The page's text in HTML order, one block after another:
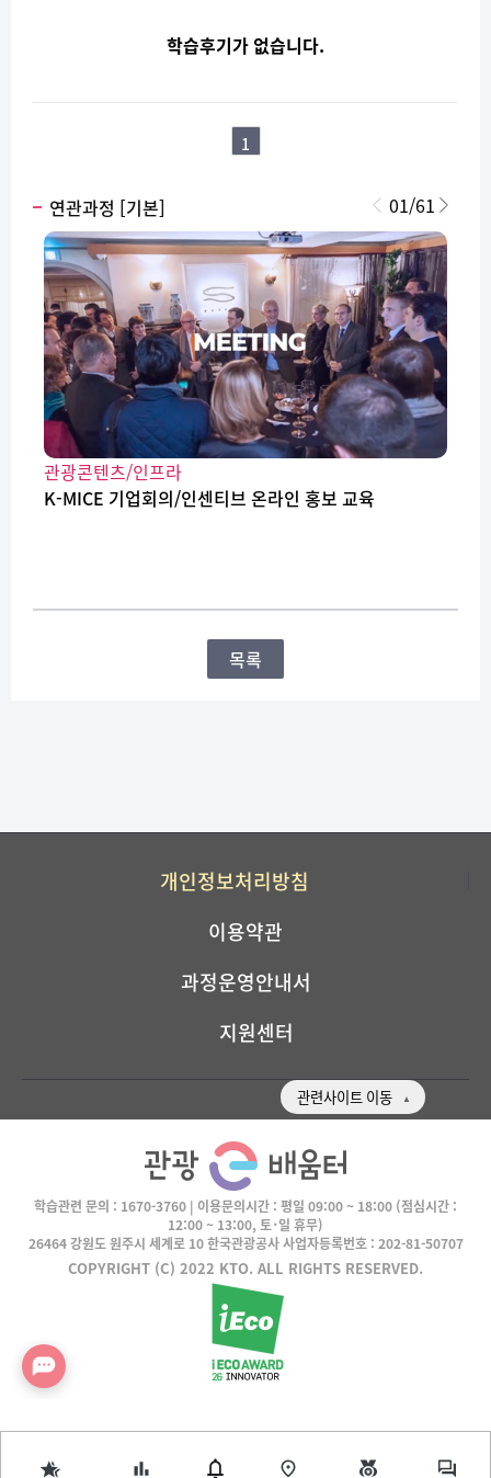
학습후기가 없습니다.
1
연관과정 [기본]
관광콘텐츠/인프라
K-MICE 기업회의/인센티브 온라인 홍보 교육
01/61
목록
개인정보처리방침
이용약관
과정운영안내서
지원센터
관련사이트 이동
학습관련 문의 : 1670-3760 | 이용문의시간 : 평일 09:00 ~ 18:00 (점심시간 :
12:00 ~ 13:00, 토･일 휴무)
26464 강원도 원주시 세계로 10 한국관광공사 사업자등록번호 : 202-81-50707
COPYRIGHT (C) 2022 KTO. ALL RIGHTS RESERVED.